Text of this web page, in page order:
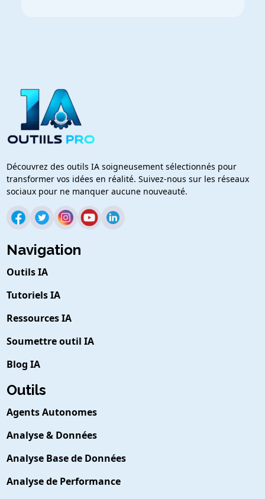
Découvrez des outils IA soigneusement sélectionnés pour
transformer vos idées en réalité. Suivez-nous sur les réseaux
sociaux pour ne manquer aucune nouveauté.
Navigation
Outils IA
Tutoriels IA
Ressources IA
Soumettre outil IA
Blog IA
Outils
Agents Autonomes
Analyse & Données
Analyse Base de Données
Analyse de Performance